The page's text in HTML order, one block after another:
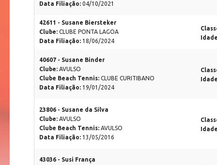
Data Filiação: 04/10/2021
42611 - Susane Biersteker
Clube: CLUBE PONTA LAGOA
Data Filiação: 18/06/2024
40607 - Susane Binder
Clube: AVULSO
Clube Beach Tennis: CLUBE CURITIBANO
Data Filiação: 19/01/2024
23806 - Susane da Silva
Clube: AVULSO
Clube Beach Tennis: AVULSO
Data Filiação: 13/05/2016
43036 - Susi França